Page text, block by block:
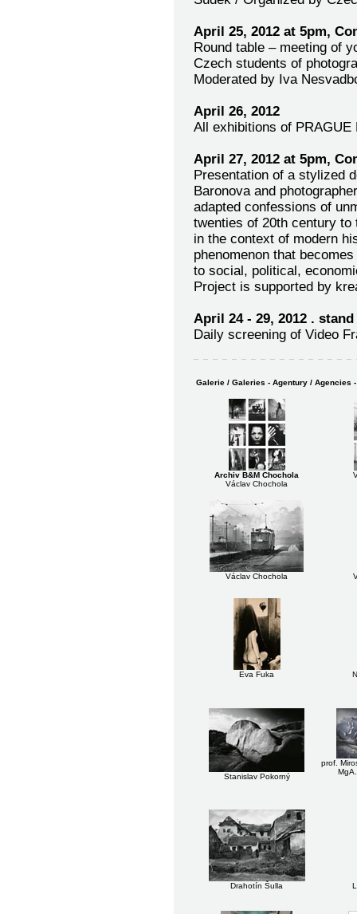
April 25, 2012 at 5pm,
Round table – meeting of
Czech students of
Moderated by Iva
April 26, 2012
All exhibitions of
April 27, 2012 at 5pm,
Presentation of a stylized
Baronova and
adapted confessions of
twenties of 20th century
in the context of modern
phenomenon that
to social, political,
Project is supported by
April 24 - 29, 2012 .
Daily screening of Video
Galerie / Galeries - Agentury / Agencies
Archiv B&M Chochola
Václav Chochola
Václav Chochola
Eva Fuka
Stanislav Pokorný
prof.
Drahotín Šulla